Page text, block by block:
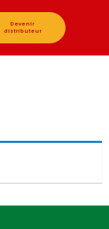
Devenir
distributeur